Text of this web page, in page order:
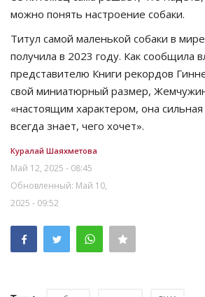
можно понять настроение собаки.
Титул самой маленькой собаки в
получила в 2023 году. Как сообщила
представителю Книги рекордов
свой миниатюрный размер,
«настоящим характером, она
всегда знает, чего хочет».
Куралай Шаяхметова
Май 12, 2025 - 08:45
Обновленный: Май 10,
2025 - 09:52